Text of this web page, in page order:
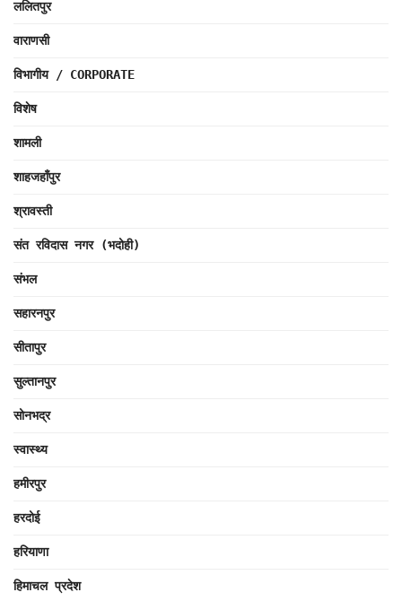
ललितपुर
वाराणसी
विभागीय / CORPORATE
विशेष
शामली
शाहजहाँपुर
श्रावस्ती
संत रविदास नगर (भदोही)
संभल
सहारनपुर
सीतापुर
सुल्तानपुर
सोनभद्र
स्वास्थ्य
हमीरपुर
हरदोई
हरियाणा
हिमाचल प्रदेश